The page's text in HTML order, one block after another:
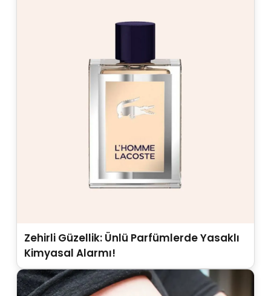
Zehirli Güzellik: Ünlü Parfümlerde Yasaklı
Kimyasal Alarmı!